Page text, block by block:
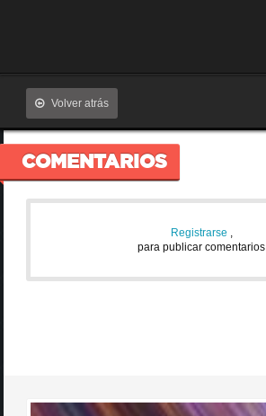
Volver atrás
COMENTARIOS
Registrarse ,
para publicar comentarios